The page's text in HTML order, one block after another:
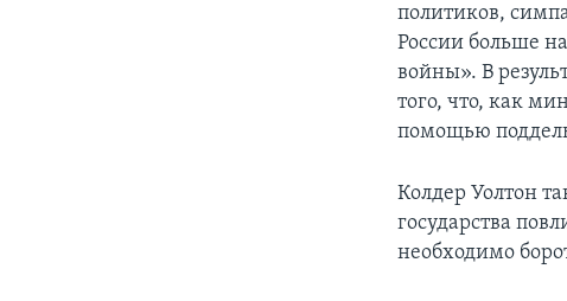
политиков,
России больше
войны». В
того, что, как
помощью
Колдер Уолтон
государства
необходимо